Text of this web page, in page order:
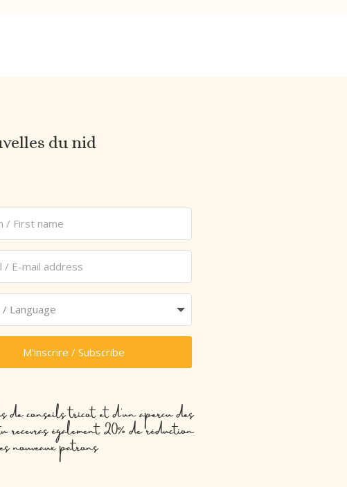
du nid
M'inscrire / Subscribe
de conseils tricot et d’un aperçu des
recevras également 20% de réduction
nouveaux patrons